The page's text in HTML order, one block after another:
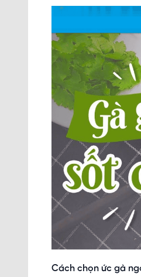
Cách chọn ức gà